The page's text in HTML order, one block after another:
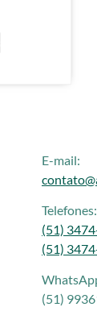
E-mail:
Telefones:
(51)
(51)
(51)